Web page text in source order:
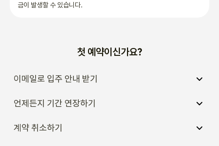
금이 발생할 수 있습니다.
첫 예약이신가요?
이메일로 입주 안내 받기
언제든지 기간 연장하기
계약 취소하기